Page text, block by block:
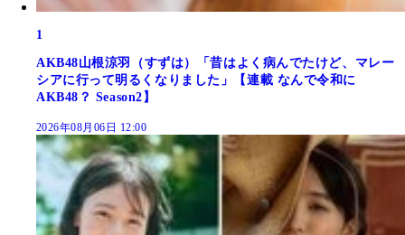
1
AKB48山根涼羽（すずは）「昔はよく病んでたけど、マレー
シアに行って明るくなりました」【連載 なんで令和に
AKB48？ Season2】
2026年08月06日 12:00